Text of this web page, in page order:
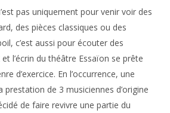
pas uniquement pour venir voir des
des pièces classiques ou des
c’est aussi pour écouter des
l’écrin du théâtre Essaïon se prête
d’exercice. En l’occurrence, une
prestation de 3 musiciennes d’origine
de faire revivre une partie du